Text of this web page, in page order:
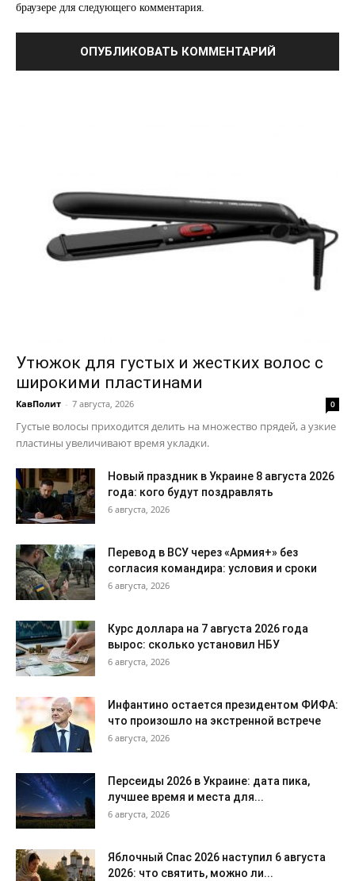
Политика конфиденциальности
Отказ от ответственности
Подписка
браузере для следующего комментария.
Утюжок для густых и жестких волос с
широкими пластинами
КавПолит - 7 августа, 2026 0
Густые волосы приходится делить на множество прядей, а узкие
пластины увеличивают время укладки.
Новый праздник в Украине 8 августа 2026
года: кого будут поздравлять
6 августа, 2026
Перевод в ВСУ через «Армия+» без
согласия командира: условия и сроки
6 августа, 2026
Курс доллара на 7 августа 2026 года
вырос: сколько установил НБУ
6 августа, 2026
Инфантино остается президентом ФИФА:
что произошло на экстренной встрече
6 августа, 2026
Персеиды 2026 в Украине: дата пика,
лучшее время и места для...
6 августа, 2026
Яблочный Спас 2026 наступил 6 августа
2026: что святить, можно ли...